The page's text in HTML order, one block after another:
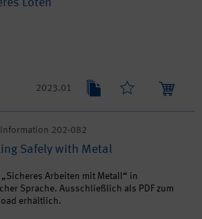
Löten
2023.01
Information 202-082
Safely with Metal
„Sicheres Arbeiten mit Metall“ in
Sprache. Ausschließlich als PDF zum
erhältlich.